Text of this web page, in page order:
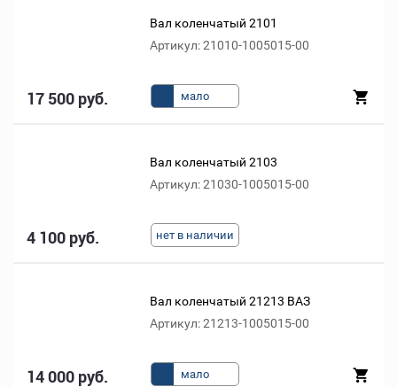
Вал коленчатый 2101
Артикул: 21010-1005015-00
17 500 руб. мало
Вал коленчатый 2103
Артикул: 21030-1005015-00
4 100 руб. нет в наличии
Вал коленчатый 21213 ВАЗ
Артикул: 21213-1005015-00
14 000 руб. мало